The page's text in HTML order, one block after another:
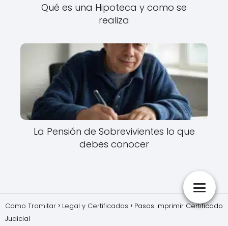
Qué es una Hipoteca y como se
realiza
La Pensión de Sobrevivientes lo que
debes conocer
Como Tramitar Legal y Certificados
Pasos imprimir Certificado
Judicial